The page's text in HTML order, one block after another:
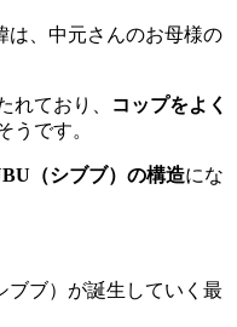
は、中元さんのお母様の
れており、
コップをよく
うです。
（シブブ）の構造にな
ブブ）が誕生していく最